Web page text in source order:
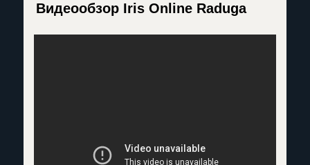
Видеообзор Iris Online Raduga